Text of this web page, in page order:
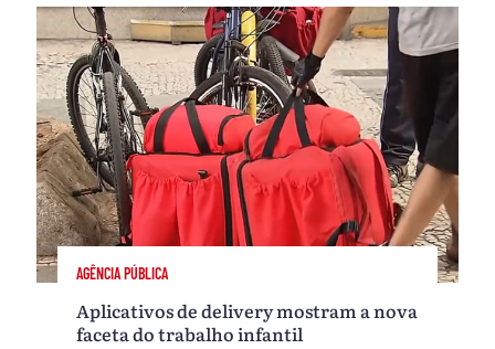
AGÊNCIA PÚBLICA
Aplicativos de delivery mostram a nova
faceta do trabalho infantil